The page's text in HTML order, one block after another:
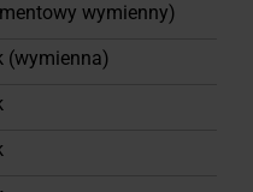
wymienny)
(wymienna)